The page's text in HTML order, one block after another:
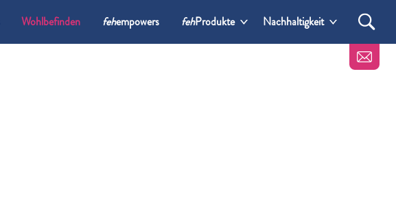
Wohlbefinden fehempowers fehProdukte Nachhaltigkeit